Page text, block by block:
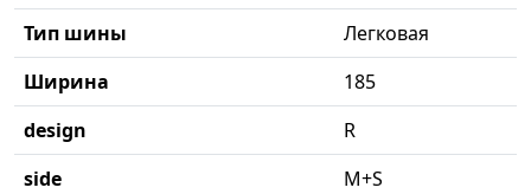
Тип шины
Легковая
Ширина
185
design
R
side
M+S